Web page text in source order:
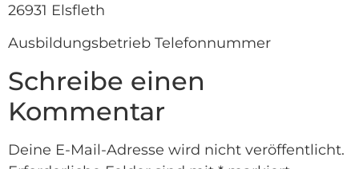
26931 Elsfleth
Ausbildungsbetrieb Telefonnummer
Schreibe einen
Kommentar
Deine E-Mail-Adresse wird nicht veröffentlicht.